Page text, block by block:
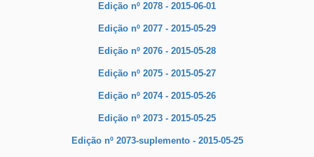
Edição nº 2078 - 2015-06-01
Edição nº 2077 - 2015-05-29
Edição nº 2076 - 2015-05-28
Edição nº 2075 - 2015-05-27
Edição nº 2074 - 2015-05-26
Edição nº 2073 - 2015-05-25
Edição nº 2073-suplemento - 2015-05-25